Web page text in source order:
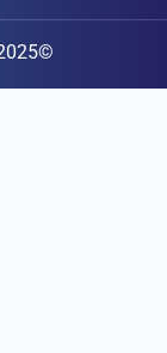
©2025 DATAKED all rights reserved!